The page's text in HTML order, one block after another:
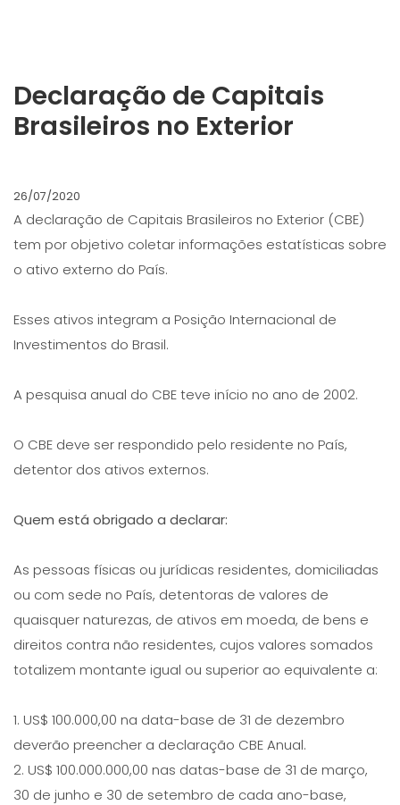
Declaração de Capitais
Brasileiros no Exterior
26/07/2020
A declaração de Capitais Brasileiros no Exterior (CBE)
tem por objetivo coletar informações estatísticas sobre
o ativo externo do País.
Esses ativos integram a Posição Internacional de
Investimentos do Brasil.
A pesquisa anual do CBE teve início no ano de 2002.
O CBE deve ser respondido pelo residente no País,
detentor dos ativos externos.
Quem está obrigado a declarar:
As pessoas físicas ou jurídicas residentes, domiciliadas
ou com sede no País, detentoras de valores de
quaisquer naturezas, de ativos em moeda, de bens e
direitos contra não residentes, cujos valores somados
totalizem montante igual ou superior ao equivalente a:
1. US$ 100.000,00 na data-base de 31 de dezembro
deverão preencher a declaração CBE Anual.
2. US$ 100.000.000,00 nas datas-base de 31 de março,
30 de junho e 30 de setembro de cada ano-base,